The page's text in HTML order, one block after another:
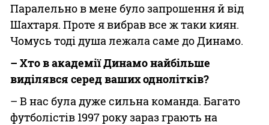
Паралельно в мене було запрошення й від
Шахтаря. Проте я вибрав все ж таки киян.
Чомусь тоді душа лежала саме до Динамо.
– Хто в академії Динамо найбільше
виділявся серед ваших однолітків?
– В нас була дуже сильна команда. Багато
футболістів 1997 року зараз грають на